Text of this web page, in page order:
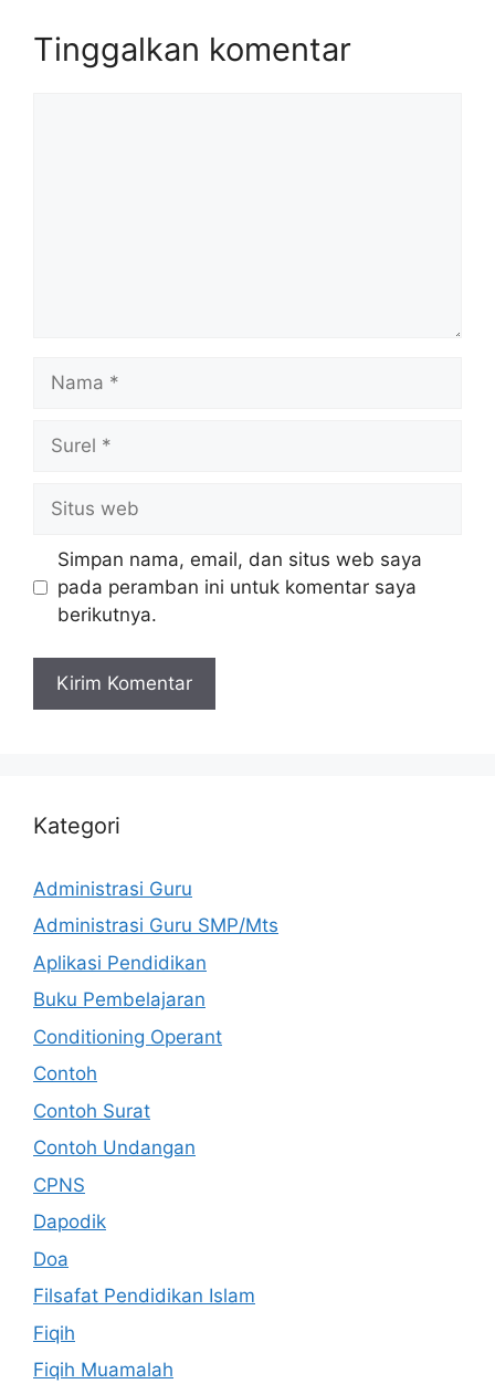
Tinggalkan komentar
Nama
Surel
Situs
web
Simpan nama, email, dan situs web saya
pada peramban ini untuk komentar saya
berikutnya.
Kategori
Administrasi Guru
Administrasi Guru SMP/Mts
Aplikasi Pendidikan
Buku Pembelajaran
Conditioning Operant
Contoh
Contoh Surat
Contoh Undangan
CPNS
Dapodik
Doa
Filsafat Pendidikan Islam
Fiqih
Fiqih Muamalah